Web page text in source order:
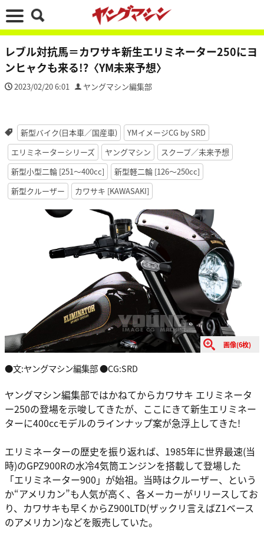
レブル対抗馬＝カワサキ新生エリミネーター250にヨ
ンヒャクも来る!?〈YM未来予想〉
2023/02/20 6:01 ヤングマシン編集部
新型バイク(日本車／国産車)
YMイメージCG by SRD
エリミネーターシリーズ
ヤングマシン
スクープ／未来予想
新型小型二輪 [251〜400cc]
新型軽二輪 [126〜250cc]
新型クルーザー
カワサキ [KAWASAKI]
画像(6枚)
●文:ヤングマシン編集部 ●CG:SRD
ヤングマシン編集部ではかねてからカワサキ エリミネータ
ー250の登場を示唆してきたが、ここにきて新生エリミネー
ターに400ccモデルのラインナップ案が急浮上してきた!
エリミネーターの歴史を振り返れば、1985年に世界最速(当
時)のGPZ900Rの水冷4気筒エンジンを搭載して登場した
「エリミネーター900」が始祖。当時はクルーザー、という
か“アメリカン”も人気が高く、各メーカーがリリースしてお
り、カワサキも早くからZ900LTD(ザックリ言えばZ1ベース
のアメリカン)などを販売していた。